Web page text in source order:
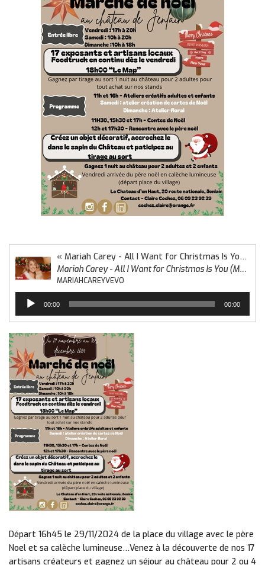
« Mariah Carey - All I Want for Christmas Is You (Make My Wish Come True Edition) »
Mariah Carey - All I Want for Christmas Is You (Make My Wish Come True Edition)
MARIAHCAREYVEVO
Lecteur
audio
00:00 00:00
Départ 16h45 le 29/11/2024 de la place du village avec le père
Noel et sa calèche lumineuse…Venez à la découverte de nos 17
artisans créateurs et gagnez un séjour au château pour 2 ou 4